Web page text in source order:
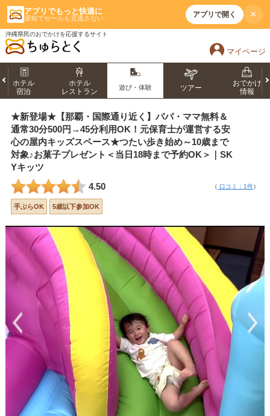
アプリでもっと快適に
通知でセールも見逃さない アプリで開く ×
沖縄県民のおでかけを応援するサイト
マイページ
ホテル
宿泊
ホテル
レストラン
遊び・体験 ツアー
おでかけ
情報
★新登場★【那覇・国際通り近く】パパ・ママ無料＆
通常30分500円→45分利用OK！元保育士が運営する安
心の屋内キッズスペース★つたい歩き始め～10歳まで
対象♪お菓子プレゼント＜当日18時まで予約OK＞｜SK
Yキッツ
4.50
（ 口コミ：1件）
手ぶらOK 5歳以下参加OK